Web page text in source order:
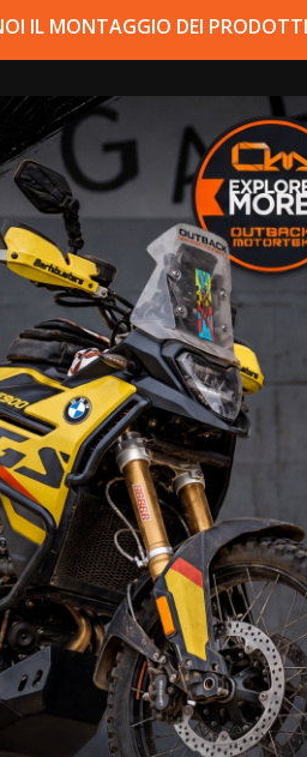
IL MONTAGGIO DEI
NEGOZIO MONTAGGIO
motoviaggio avventura, sia a